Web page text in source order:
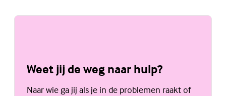
Weet jij de weg naar hulp?
Naar wie ga jij als je in de problemen raakt of